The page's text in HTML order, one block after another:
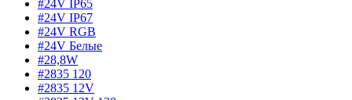
#24V IP65
#24V IP67
#24V RGB
#24V Белые
#28,8W
#2835 120
#2835 12V